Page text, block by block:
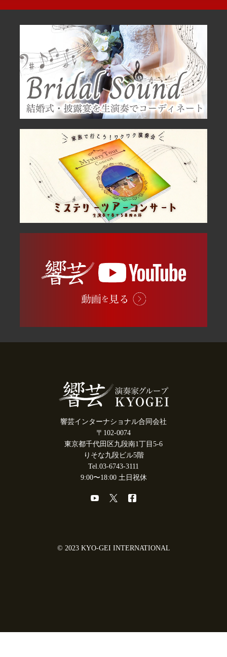
響芸インターナショナル合同会社
〒102-0074
東京都千代田区九段南1丁目5-6
りそな九段ビル5階
Tel.03-6743-3111
9:00〜18:00 土日祝休
© 2023 KYO-GEI INTERNATIONAL